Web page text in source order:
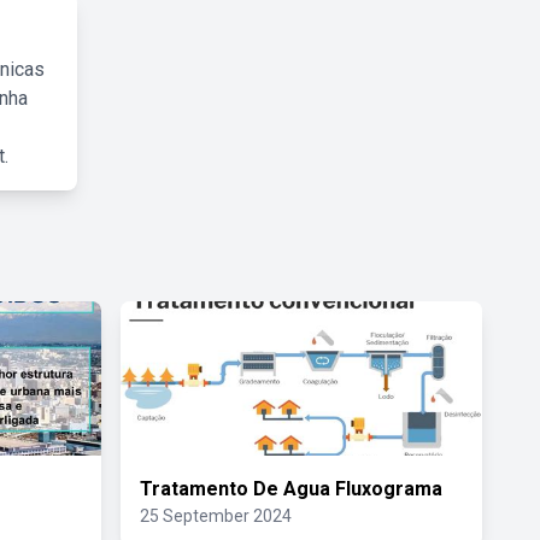
Tratamento De Agua Fluxograma
25 September 2024